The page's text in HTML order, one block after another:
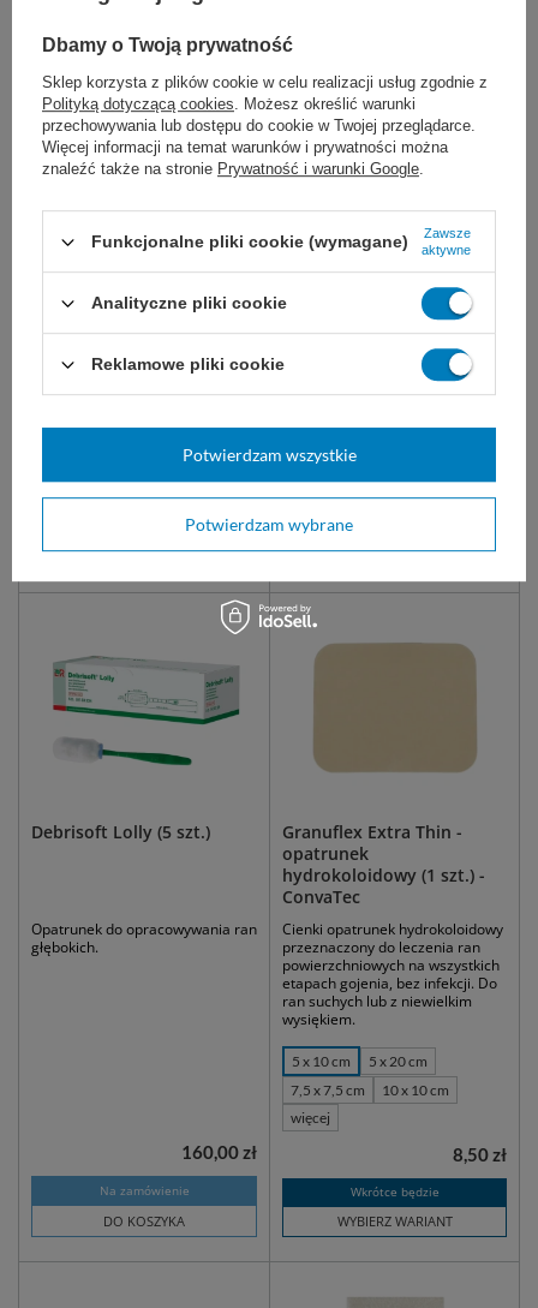
SUPRASORB H THIN -
Cienki opatrunek
hydrokoloidowy (10 szt.)
Jałowy opatrunek okluzyjny.
pomaga gojeniu ran oraz chroni
WYBIERZ WARIANT
39,00 zł
Aqua-gel opatrunek
hydrożelowy (kpl. 3 szt. -
śr. 6,5 cm.+5,5 x 11 cm.+10
x 10cm.)
Hydrożelowy opatrunek do
opatrywania ran i oparzeń.
Wkrótce będzie
DO KOSZYKA
33,00 zł
Debrisoft Lolly (5 szt.)
Opatrunek do opracowywania ran
głębokich.
Na zamówienie
DO KOSZYKA
160,00 zł
Granuflex Extra Thin -
opatrunek
hydrokoloidowy (1 szt.) -
ConvaTec
Cienki opatrunek hydrokoloidowy
przeznaczony do leczenia ran
powierzchniowych na wszystkich
etapach gojenia, bez infekcji. Do
ran suchych lub z niewielkim
wysiękiem.
5 x 10 cm
5 x 20 cm
7,5 x 7,5 cm
10 x 10 cm
więcej
Wkrótce będzie
WYBIERZ WARIANT
8,50 zł
Dbamy o Twoją prywatność
Sklep korzysta z plików cookie w celu realizacji usług zgodnie z
Polityką dotyczącą cookies. Możesz określić warunki
przechowywania lub dostępu do cookie w Twojej przeglądarce.
Więcej informacji na temat warunków i prywatności można
znaleźć także na stronie Prywatność i warunki Google.
Funkcjonalne pliki cookie (wymagane)
Zawsze
aktywne
Analityczne pliki cookie
Reklamowe pliki cookie
Potwierdzam wybrane
Potwierdzam wszystkie